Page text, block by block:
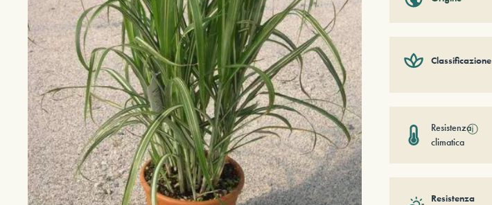
Classificazione
Resistenza
climatica
ⓘ
Resistenza